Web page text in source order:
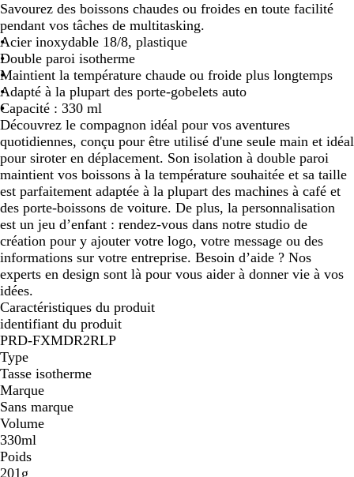
i
r
u
n
i
u
g
e
e
u
g
e
n
t
Savourez des boissons chaudes ou froides en toute facilité
pendant vos tâches de multitasking.
Acier inoxydable 18/8, plastique
Double paroi isotherme
Maintient la température chaude ou froide plus longtemps
Adapté à la plupart des porte-gobelets auto
Capacité : 330 ml
Découvrez le compagnon idéal pour vos aventures
quotidiennes, conçu pour être utilisé d'une seule main et idéal
pour siroter en déplacement. Son isolation à double paroi
maintient vos boissons à la température souhaitée et sa taille
est parfaitement adaptée à la plupart des machines à café et
des porte-boissons de voiture. De plus, la personnalisation
est un jeu d’enfant : rendez-vous dans notre studio de
création pour y ajouter votre logo, votre message ou des
informations sur votre entreprise. Besoin d’aide ? Nos
experts en design sont là pour vous aider à donner vie à vos
idées.
Caractéristiques du produit
identifiant du produit
PRD-FXMDR2RLP
Type
Tasse isotherme
Marque
Sans marque
Volume
330ml
Poids
201g